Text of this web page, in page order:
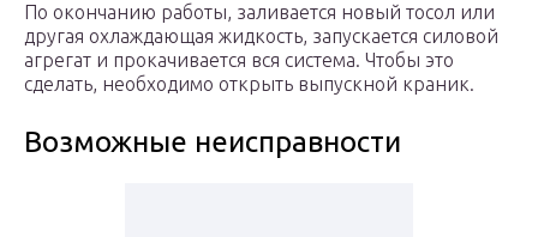
По окончанию работы, заливается новый тосол или
другая охлаждающая жидкость, запускается силовой
агрегат и прокачивается вся система. Чтобы это
сделать, необходимо открыть выпускной краник.
Возможные неисправности